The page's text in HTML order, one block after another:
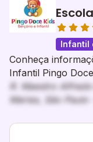
Infantil
Conheça
Infantil Pingo
R. Maestro
Marias, São Paulo